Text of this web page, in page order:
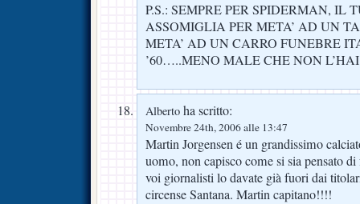
P.S.: SEMPRE PER SPIDERMAN, IL
ASSOMIGLIA PER META’ AD UN
META’ AD UN CARRO FUNEBRE
’60…..MENO MALE CHE NON
Alberto ha scritto:
Novembre 24th, 2006 alle 13:47
Martin Jorgensen é un grandissimo
uomo, non capisco come si sia pensato
voi giornalisti lo davate già fuori dai
circense Santana. Martin capitano!!!!